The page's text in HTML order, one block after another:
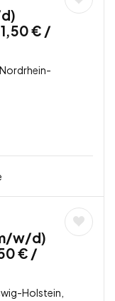
€ /
w/d)
€ /
Holstein,